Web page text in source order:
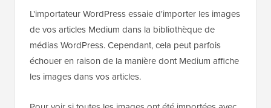
L'importateur WordPress essaie d'importer les images
de vos articles Medium dans la bibliothèque de
médias WordPress. Cependant, cela peut parfois
échouer en raison de la manière dont Medium affiche
les images dans vos articles.